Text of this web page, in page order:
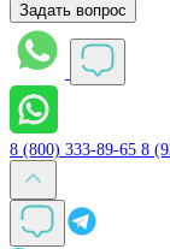
Задать вопрос
8 (800) 333-89-65 8